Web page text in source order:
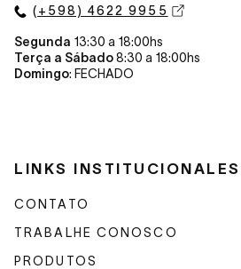
(+598) 4622 9955
Segunda 13:30 a 18:00hs
Terça a Sábado8:30 a 18:00hs
Domingo: FECHADO
LINKS INSTITUCIONALES
CONTATO
TRABALHE CONOSCO
PRODUTOS